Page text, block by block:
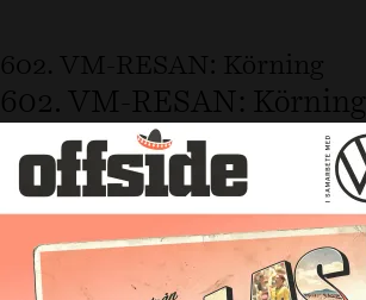
602. VM-RESAN: Körning
602. VM-RESAN: Körning